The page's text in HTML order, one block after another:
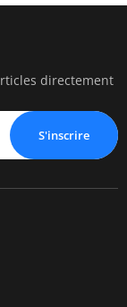
directement
S'inscrire